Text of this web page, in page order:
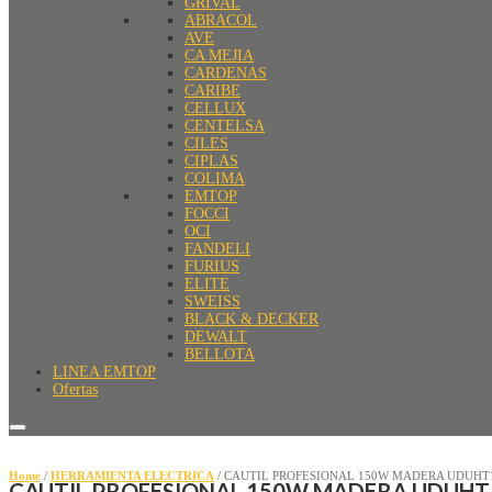
ABRACOL
AVE
CA MEJIA
CARDENAS
CARIBE
CELLUX
CENTELSA
CILES
CIPLAS
COLIMA
EMTOP
FOCCI
OCI
FANDELI
FURIUS
ELITE
SWEISS
BLACK & DECKER
DEWALT
BELLOTA
LINEA EMTOP
Ofertas
Home / HERRAMIENTA ELECTRICA / CAUTIL PROFESIONAL 150W MADERA